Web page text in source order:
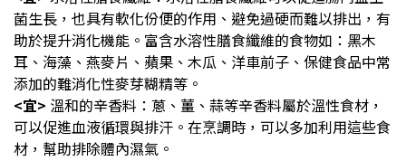
菌生長，也具有軟化份便的作用、避免過硬而難以排出，有
助於提升消化機能。富含水溶性膳食纖維的食物如：黑木
耳、海藻、燕麥片、蘋果、木瓜、洋車前子、保健食品中常
添加的難消化性麥芽糊精等。
<宜> 溫和的辛香料：蔥、薑、蒜等辛香料屬於溫性食材，
可以促進血液循環與排汗。在烹調時，可以多加利用這些食
材，幫助排除體內濕氣。